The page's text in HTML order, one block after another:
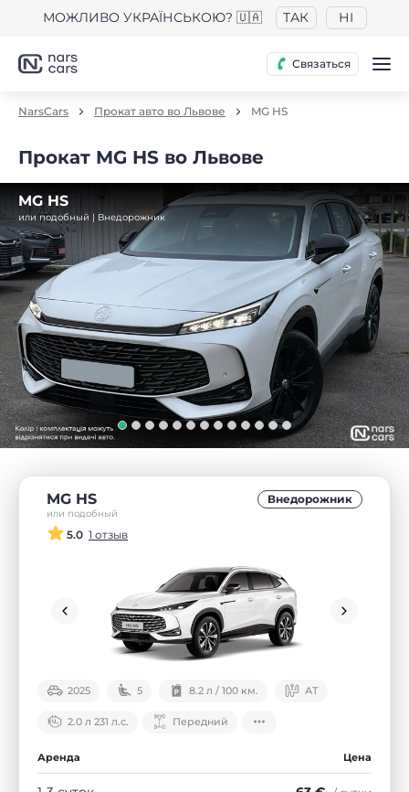
МОЖЛИВО УКРАЇНСЬКОЮ? 🇺🇦 ТАК НІ
Связаться
NarsCars Прокат авто во Львове MG HS
Прокат MG HS во Львове
MG HS
или подобный | Внедорожник
MG HS
или подобный
Внедорожник
5.0 1 отзыв
2025 5 8.2 л / 100 км. АТ
2.0 л 231 л.с. Передний
Аренда Цена